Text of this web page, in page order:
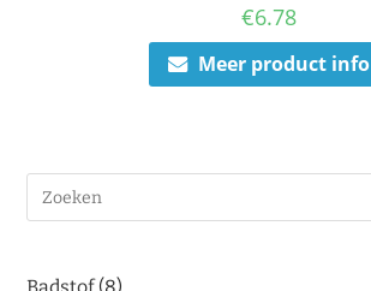
€6.78
Meer product info